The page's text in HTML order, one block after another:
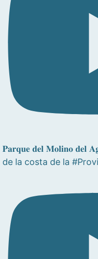
𝐏𝐚𝐫𝐪𝐮𝐞 𝐝𝐞𝐥 𝐌𝐨𝐥𝐢𝐧𝐨
de la costa de la